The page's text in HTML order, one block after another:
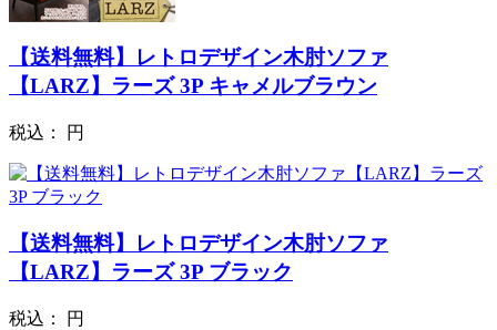
【送料無料】レトロデザイン木肘ソファ
【LARZ】ラーズ 3P キャメルブラウン
税込： 円
【送料無料】レトロデザイン木肘ソファ
【LARZ】ラーズ 3P ブラック
税込： 円